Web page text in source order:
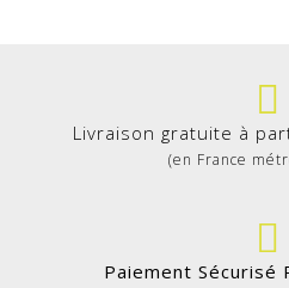
Livraison gratuite à
(en France
Paiement Sécurisé